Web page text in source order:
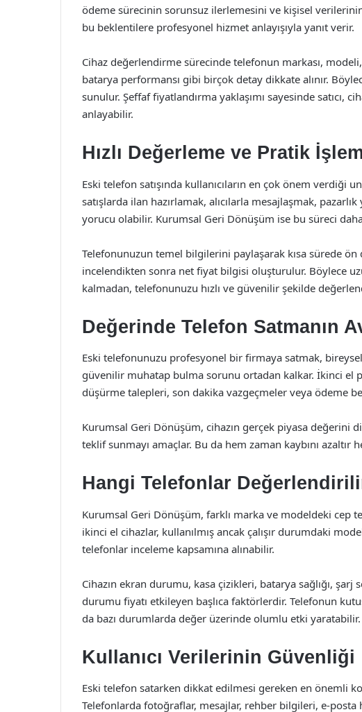
ödeme sürecinin sorunsuz ilerlemesini ve kişisel
bu beklentilere profesyonel hizmet anlayışıyla yanıt verir.
Cihaz değerlendirme sürecinde telefonun markası,
batarya performansı gibi birçok detay dikkate alınır.
sunulur. Şeffaf fiyatlandırma yaklaşımı sayesinde satıcı,
anlayabilir.
Hızlı Değerleme ve Pratik
Eski telefon satışında kullanıcıların en çok önem
satışlarda ilan hazırlamak, alıcılarla mesajlaşmak,
yorucu olabilir. Kurumsal Geri Dönüşüm ise bu süreci
Telefonunuzun temel bilgilerini paylaşarak kısa sürede
incelendikten sonra net fiyat bilgisi oluşturulur. Böylece
kalmadan, telefonunuzu hızlı ve güvenilir şekilde
Değerinde Telefon Satmanın
Eski telefonunuzu profesyonel bir firmaya satmak,
güvenilir muhatap bulma sorunu ortadan kalkar. İkinci el
düşürme talepleri, son dakika vazgeçmeler veya ödeme
Kurumsal Geri Dönüşüm, cihazın gerçek piyasa değerini
teklif sunmayı amaçlar. Bu da hem zaman kaybını
Hangi Telefonlar
Kurumsal Geri Dönüşüm, farklı marka ve modeldeki cep
ikinci el cihazlar, kullanılmış ancak çalışır durumdaki
telefonlar inceleme kapsamına alınabilir.
Cihazın ekran durumu, kasa çizikleri, batarya sağlığı, şarj
durumu fiyatı etkileyen başlıca faktörlerdir. Telefonun
da bazı durumlarda değer üzerinde olumlu etki yaratabilir.
Kullanıcı Verilerinin Güvenliği
Eski telefon satarken dikkat edilmesi gereken en önemli
Telefonlarda fotoğraflar, mesajlar, rehber bilgileri, e-